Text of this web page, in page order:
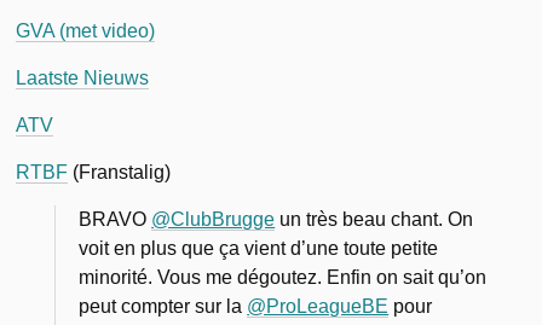
GVA (met video)
Laatste Nieuws
ATV
RTBF (Franstalig)
BRAVO @ClubBrugge un très beau chant. On
voit en plus que ça vient d’une toute petite
minorité. Vous me dégoutez. Enfin on sait qu’on
peut compter sur la @ProLeagueBE pour